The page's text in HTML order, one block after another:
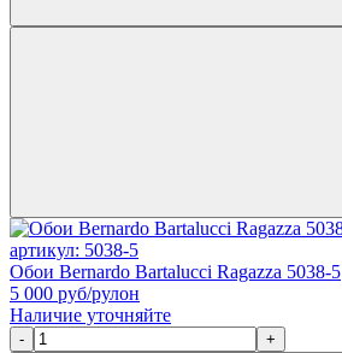
артикул: 5038-5
Обои Bernardo Bartalucci Ragazza 5038-5
5 000 руб/рулон
Наличие уточняйте
- +